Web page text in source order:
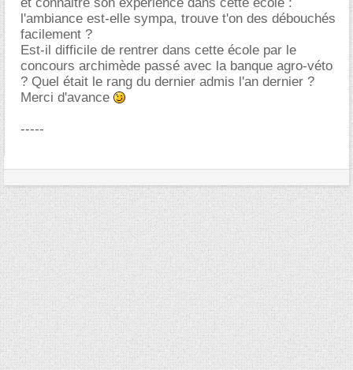
l'ambiance est-elle sympa, trouve t'on des débouchés
facilement ?
Est-il difficile de rentrer dans cette école par le
concours archimède passé avec la banque agro-véto
? Quel était le rang du dernier admis l'an dernier ?
Merci d'avance
-----